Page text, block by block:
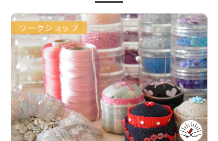
ワークショップ